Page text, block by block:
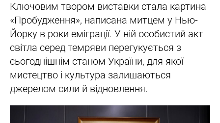
Ключовим твором виставки стала картина
«Пробудження», написана митцем у Нью-
Йорку в роки еміграції. У ній особистий акт
світла серед темряви перегукується з
сьогоднішнім станом України, для якої
мистецтво і культура залишаються
джерелом сили й відновлення.